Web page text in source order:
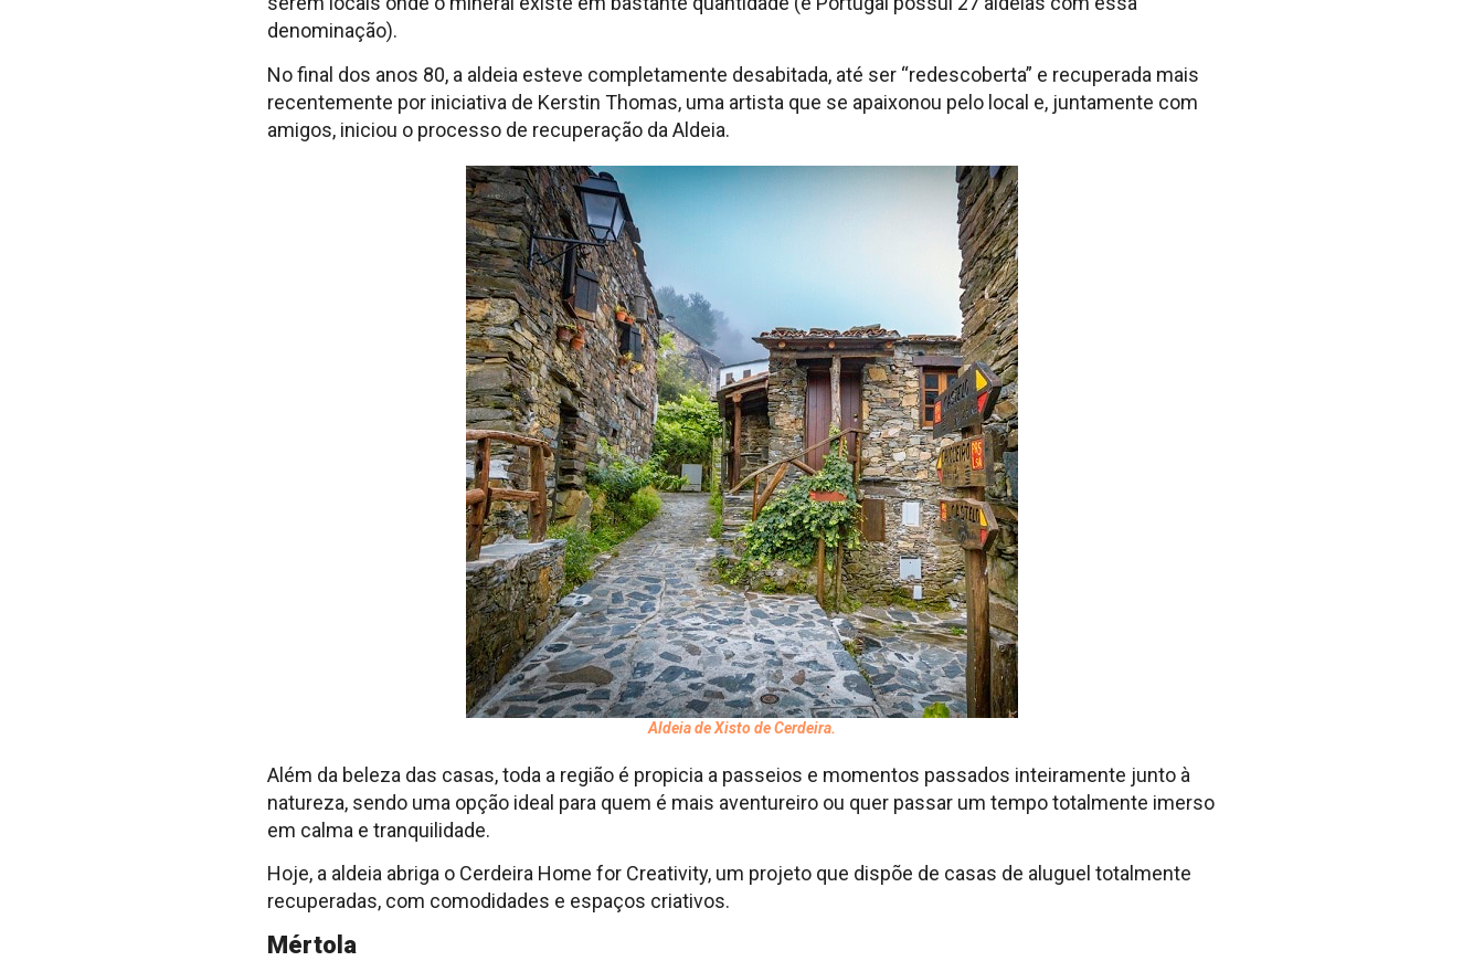
denominação).
No final dos anos 80, a aldeia esteve completamente desabitada, até ser “redescoberta” e recuperada mais
recentemente por iniciativa de Kerstin Thomas, uma artista que se apaixonou pelo local e, juntamente com
amigos, iniciou o processo de recuperação da Aldeia.
Aldeia de Xisto de Cerdeira.
Além da beleza das casas, toda a região é propicia a passeios e momentos passados inteiramente junto à
natureza, sendo uma opção ideal para quem é mais aventureiro ou quer passar um tempo totalmente imerso
em calma e tranquilidade.
Hoje, a aldeia abriga o Cerdeira Home for Creativity, um projeto que dispõe de casas de aluguel totalmente
recuperadas, com comodidades e espaços criativos.
Mértola